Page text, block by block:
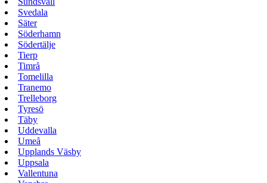
Svedala
Säter
Söderhamn
Södertälje
Tierp
Timrå
Tomelilla
Tranemo
Trelleborg
Tyresö
Täby
Uddevalla
Umeå
Upplands Väsby
Uppsala
Vallentuna